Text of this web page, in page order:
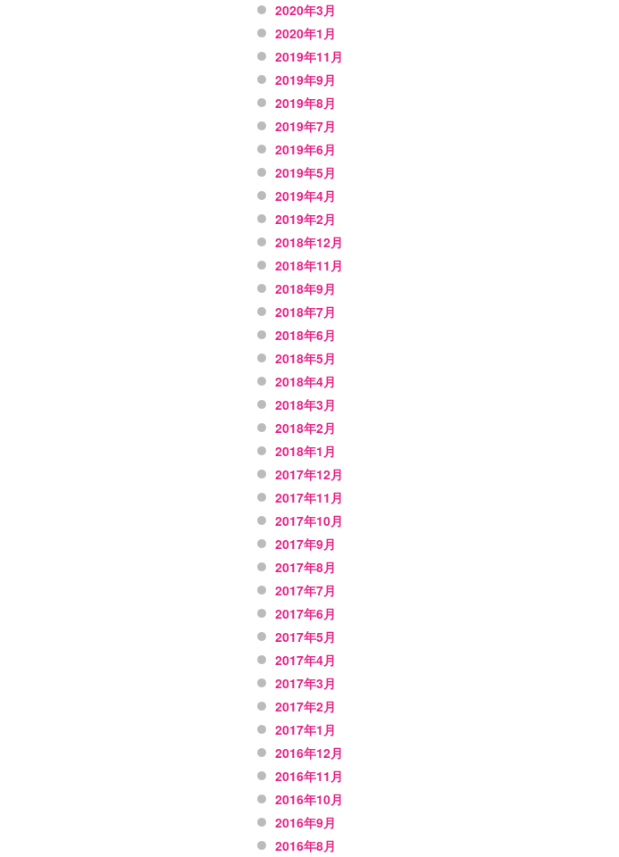
2020年3月
2020年1月
2019年11月
2019年9月
2019年8月
2019年7月
2019年6月
2019年5月
2019年4月
2019年2月
2018年12月
2018年11月
2018年9月
2018年7月
2018年6月
2018年5月
2018年4月
2018年3月
2018年2月
2018年1月
2017年12月
2017年11月
2017年10月
2017年9月
2017年8月
2017年7月
2017年6月
2017年5月
2017年4月
2017年3月
2017年2月
2017年1月
2016年12月
2016年11月
2016年10月
2016年9月
2016年8月